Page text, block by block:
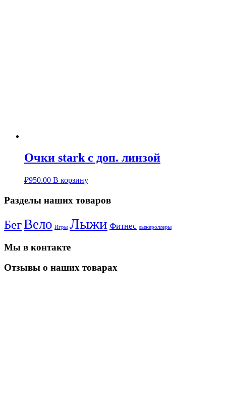
Очки stark с доп. линзой
₽950.00 В корзину
Разделы наших товаров
БегВело Игры Лыжи Фитнес лыжероллеры
Мы в контакте
Отзывы о наших товарах